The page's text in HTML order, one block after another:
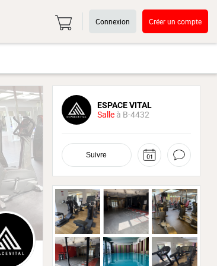
Connexion Créer un compte
ESPACE VITAL
Salle à B-4432
Suivre